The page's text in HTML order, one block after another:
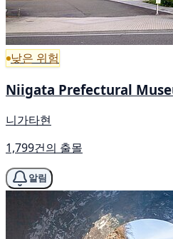
낮은 위험
Niigata Prefectural
니가타현
1,799건의 출몰
알림